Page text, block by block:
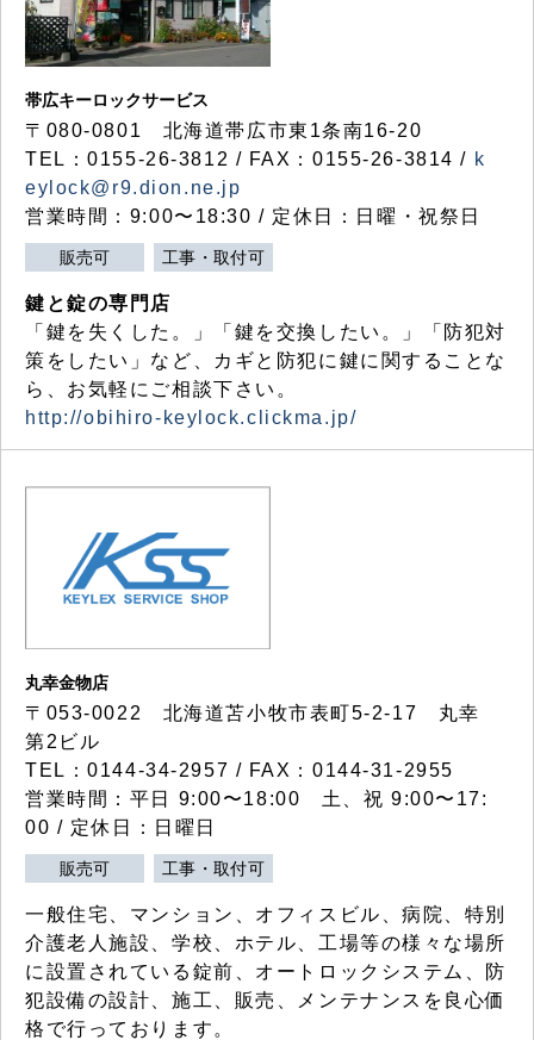
帯広キーロックサービス
〒080-0801 北海道帯広市東1条南16-20
TEL：0155-26-3812 / FAX：0155-26-3814 / k
eylock@r9.dion.ne.jp
営業時間：9:00〜18:30 / 定休日：日曜・祝祭日
販売可 工事・取付可
鍵と錠の専門店
「鍵を失くした。」「鍵を交換したい。」「防犯対
策をしたい」など、カギと防犯に鍵に関することな
ら、お気軽にご相談下さい。
http://obihiro-keylock.clickma.jp/
丸幸金物店
〒053-0022 北海道苫小牧市表町5-2-17 丸幸
第2ビル
TEL：0144-34-2957 / FAX：0144-31-2955
営業時間：平日 9:00〜18:00 土、祝 9:00〜17:
00 / 定休日：日曜日
販売可 工事・取付可
一般住宅、マンション、オフィスビル、病院、特別
介護老人施設、学校、ホテル、工場等の様々な場所
に設置されている錠前、オートロックシステム、防
犯設備の設計、施工、販売、メンテナンスを良心価
格で行っております。